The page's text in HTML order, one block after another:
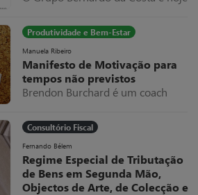
de evolução empresarial em
Portugal, destacando-se pela sua
capacidade de adaptação,
diversificação e internacionalização
ao longo de mais de seis décadas
de atividade.
Produtividade e Bem-Estar
Manuela Ribeiro
Manifesto de Motivação para
tempos não previstos
Brendon Burchard é um coach
grata por todos os valiosos
conteúdos que partilhou e partilha
livremente.
Consultório Fiscal
Fernando Bélem
Regime Especial de Tributação
de Bens em Segunda Mão,
Objectos de Arte, de Colecção e